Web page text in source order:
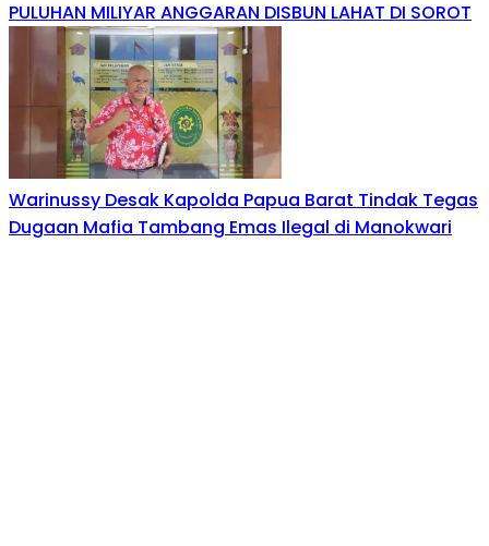
PULUHAN MILIYAR ANGGARAN DISBUN LAHAT DI SOROT
Warinussy Desak Kapolda Papua Barat Tindak Tegas
Dugaan Mafia Tambang Emas Ilegal di Manokwari